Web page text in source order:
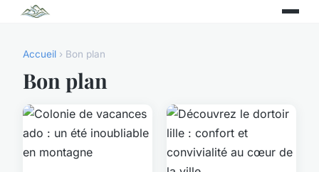
Accueil › Bon plan
Bon plan